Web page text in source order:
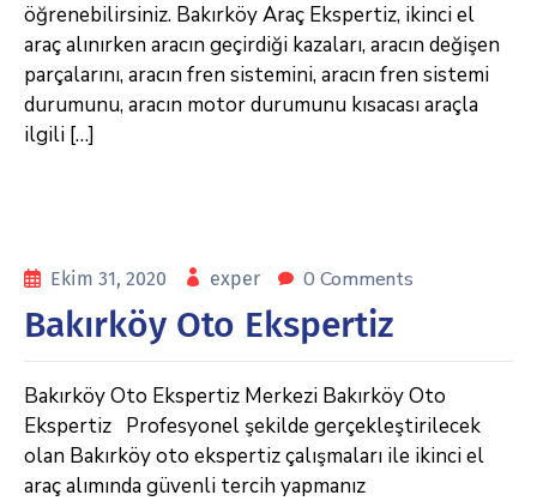
öğrenebilirsiniz. Bakırköy Araç Ekspertiz, ikinci el
araç alınırken aracın geçirdiği kazaları, aracın değişen
parçalarını, aracın fren sistemini, aracın fren sistemi
durumunu, aracın motor durumunu kısacası araçla
ilgili […]
Ekim 31, 2020 exper 0 Comments
Bakırköy Oto Ekspertiz
Bakırköy Oto Ekspertiz Merkezi Bakırköy Oto
Ekspertiz Profesyonel şekilde gerçekleştirilecek
olan Bakırköy oto ekspertiz çalışmaları ile ikinci el
araç alımında güvenli tercih yapmanız